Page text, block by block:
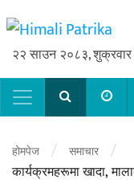
२२ साउन २०८३, शुक्रवार
Main
होमपेज / समाचार /
कार्यक्रमहरूमा खादा,